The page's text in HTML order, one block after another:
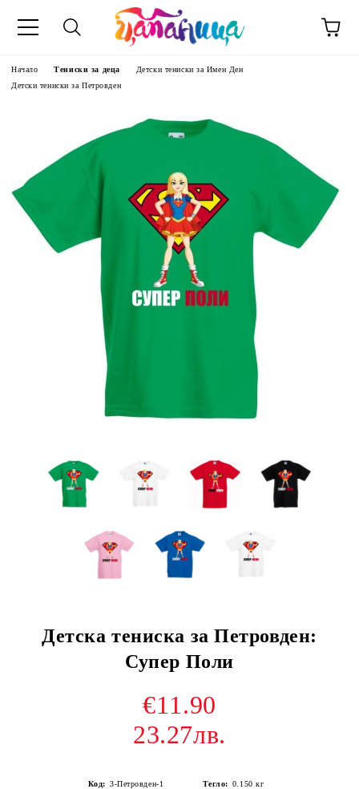
Начало Тениски за деца
Детски тениски за Имен Ден
Детски тениски за Петровден
Детска тениска за Петровден:
Супер Поли
€11.90
23.27лв.
Код: 3-Петровден-1 Тегло: 0.150 кг